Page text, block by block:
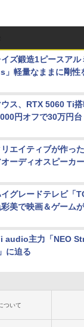
イズ鍛造1ピースア
」軽量なままに剛性
ウス、RTX 5060 Ti
円オフで30万円台
リエイティブが作っ
オーディオスピーカ
グレードテレビ「
美で映画＆ゲーム
audio主力「NEO
に迫る
ついて